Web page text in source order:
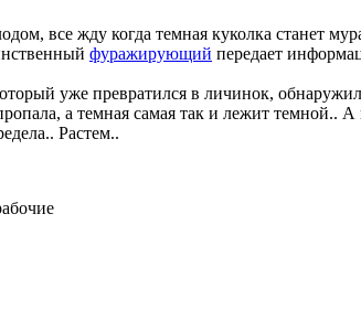
все жду когда темная куколка станет
фуражирующий передает
уже превратился в личинок,
а темная самая так и лежит темной..
Растем..